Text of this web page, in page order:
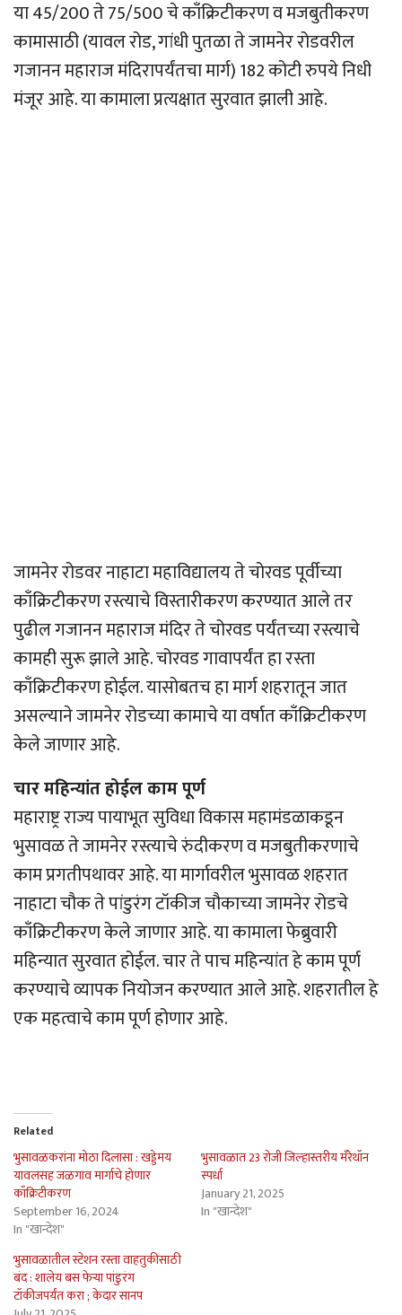
या 45/200 ते 75/500 चे काँक्रिटीकरण व मजबुतीकरण
कामासाठी (यावल रोड, गांधी पुतळा ते जामनेर रोडवरील
गजानन महाराज मंदिरापर्यंतचा मार्ग) 182 कोटी रुपये निधी
मंजूर आहे. या कामाला प्रत्यक्षात सुरवात झाली आहे.
जामनेर रोडवर नाहाटा महाविद्यालय ते चोरवड पूर्वीच्या
काँक्रिटीकरण रस्त्याचे विस्तारीकरण करण्यात आले तर
पुढील गजानन महाराज मंदिर ते चोरवड पर्यंतच्या रस्त्याचे
कामही सुरू झाले आहे. चोरवड गावापर्यंत हा रस्ता
काँक्रिटीकरण होईल. यासोबतच हा मार्ग शहरातून जात
असल्याने जामनेर रोडच्या कामाचे या वर्षात काँक्रिटीकरण
केले जाणार आहे.
चार महिन्यांत होईल काम पूर्ण
महाराष्ट्र राज्य पायाभूत सुविधा विकास महामंडळाकडून
भुसावळ ते जामनेर रस्त्याचे रुंदीकरण व मजबुतीकरणाचे
काम प्रगतीपथावर आहे. या मार्गावरील भुसावळ शहरात
नाहाटा चौक ते पांडुरंग टॉकीज चौकाच्या जामनेर रोडचे
काँक्रिटीकरण केले जाणार आहे. या कामाला फेब्रुवारी
महिन्यात सुरवात होईल. चार ते पाच महिन्यांत हे काम पूर्ण
करण्याचे व्यापक नियोजन करण्यात आले आहे. शहरातील हे
एक महत्वाचे काम पूर्ण होणार आहे.
Related
भुसावळकरांना मोठा दिलासा : खड्डेमय
यावलसह जळगाव मार्गाचे होणार
काँक्रिटीकरण
September 16, 2024
In "खान्देश"
भुसावळात 23 रोजी जिल्हास्तरीय मॅरेथॉन
स्पर्धा
January 21, 2025
In "खान्देश"
भुसावळातील स्टेशन रस्ता वाहतुकीसाठी
बंद : शालेय बस फेर्‍या पांडुरंग
टॉकीजपर्यंत करा ; केदार सानप